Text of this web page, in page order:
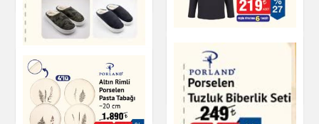
Oyuncak
Yarım Fermuarlı
Polar Sweat
Giyim
Kamuflaj Desenli
Terlik Erkek
Ayakkabı